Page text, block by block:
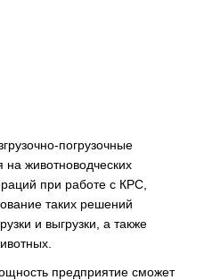
погрузочные
животноводческих
при работе с КРС,
таких решений
и выгрузки, а также
предприятие сможет